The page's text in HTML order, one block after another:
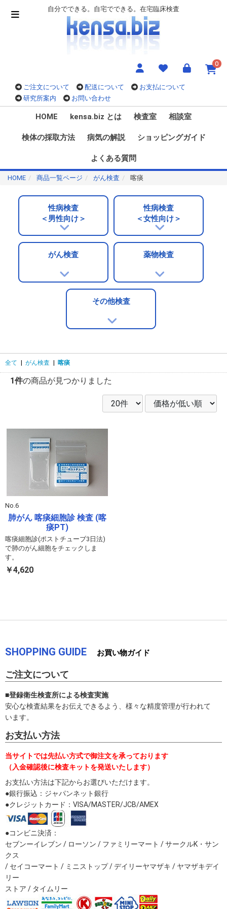
自分でできる。自宅でできる。在宅臨床検査
0
ご注文について 配送について
お支払について
研究所案内
お問い合わせ
HOME kensa.biz とは 検査室 相談室
検体の採取方法 病気の解説 ショッピングガイド
よくある質問
HOME 商品一覧ページ がん検査 喀痰
性病検査
＜男性向け＞
性病検査
＜女性向け＞
がん検査 薬物検査
その他検査
全て がん検査 喀痰
1件の商品が見つかりました
No.6
肺がん 喀痰細胞診 検査 (喀
痰PT)
喀痰細胞診(ポストチューブ3日法)
で肺のがん細胞をチェックしま
す。
￥4,620
SHOPPING GUIDE お買い物ガイド
ご注文について
■登録衛生検査所による検査実施
安心な検査結果をお伝えできるよう、様々な精度管理が行われて
います。
お支払い方法
当サイトでは先払い方式で御注文を承っております
（入金確認後に検査キットを発送いたします）
お支払い方法は下記からお選びいただけます。
●銀行振込：ジャパンネット銀行
●クレジットカード：VISA/MASTER/JCB/AMEX
●コンビニ決済：
セブンーイレブン / ローソン / ファミリーマート / サークルK・サン
クス
/ セイコーマート / ミニストップ / デイリーヤマザキ / ヤマザキデイ
リー
ストア / タイムリー